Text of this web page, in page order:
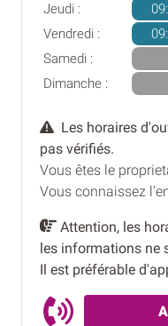
Jeudi :
Vendredi :
Samedi :
Dimanche :
Les horaires
pas vérifiés.
Vous êtes le
Vous connaissez
Attention, les
les informations ne
Il est préférable